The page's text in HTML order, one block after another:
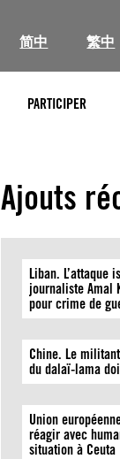
简中 繁中
PARTICIPER
Ajouts
Liban. L’attaque
journaliste Amal
pour crime de
Chine. Le
du dalaï-lama
Union
réagir avec
situation à Ceuta